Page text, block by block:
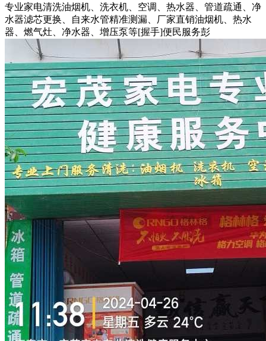
专业家‬电清洗油烟机、洗衣机、空调、热水器、管道疏通、净
水器滤芯更换、自来水管精准测漏、厂家直销油烟机、热水
器、燃气灶、净水器、增压泵等[握手]便民服务彭